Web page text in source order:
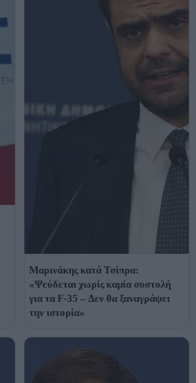
Μαρινάκης κατά Τσίπρα:
«Ψεύδεται χωρίς καμία συστολή
για τα F-35 – Δεν θα ξαναγράψει
την ιστορία»